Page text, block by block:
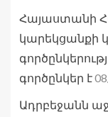
Հայաստանի
կարեկցանքի
գործընկեր է
Ադրբեջանն